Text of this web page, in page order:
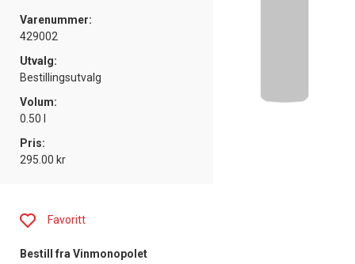
Varenummer:
429002
Utvalg:
Bestillingsutvalg
Volum:
0.50 l
Pris:
295.00 kr
Favoritt
Bestill fra Vinmonopolet